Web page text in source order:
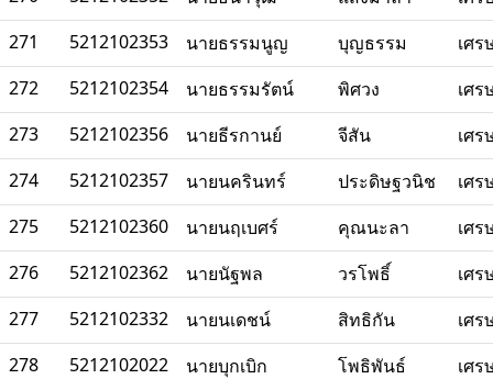
271
5212102353 นายธรรมนูญ บุญธรรม
เศ
272
5212102354 นายธรรมรัตน์ พิศวง
เศ
273
5212102356 นายธีรกานย์ จีสัน
เศ
274
5212102357 นายนครินทร์ ประดิษฐวนิช
เศ
275
5212102360 นายนฤเบศร์ คุณนะลา
เศ
276
5212102362 นายนัฐพล วรโพธิ์
เศ
277
5212102332 นายนเดชน์ สิทธิกัน
เศ
278
5212102022 นายบุกเบิก โพธิพันธ์
เศ